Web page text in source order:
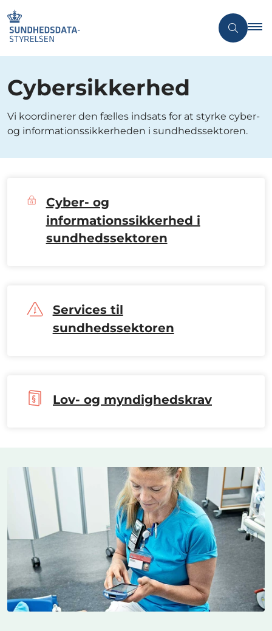
Cybersikkerhed
Vi koordinerer den fælles indsats for at styrke cyber-
og informationssikkerheden i sundhedssektoren.
Cyber- og
informationssikkerhed i
sundhedssektoren
Services til
sundhedssektoren
Lov- og myndighedskrav